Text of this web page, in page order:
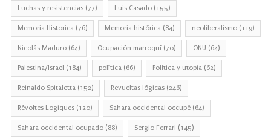
Luchas y resistencias (77) Luis Casado (155)
Memoria Historica (76) Memoria histórica (84) neoliberalismo (119)
Nicolás Maduro (64) Ocupación marroquí (70) ONU (64)
Palestina/Israel (184) política (66) Política y utopia (62)
Reinaldo Spitaletta (152) Revueltas lógicas (246)
Révoltes Logiques (120) Sahara occidental occupé (64)
Sahara occidental ocupado (88) Sergio Ferrari (145)